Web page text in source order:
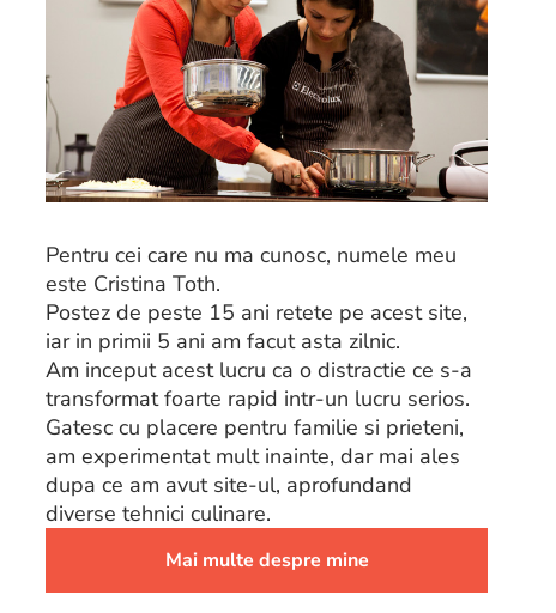
Pentru cei care nu ma cunosc, numele meu
este Cristina Toth.
Postez de peste 15 ani retete pe acest site,
iar in primii 5 ani am facut asta zilnic.
Am inceput acest lucru ca o distractie ce s-a
transformat foarte rapid intr-un lucru serios.
Gatesc cu placere pentru familie si prieteni,
am experimentat mult inainte, dar mai ales
dupa ce am avut site-ul, aprofundand
diverse tehnici culinare.
Mai multe despre mine